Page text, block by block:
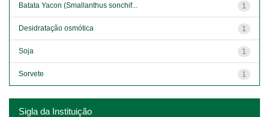
1
Batata Yacon (Smallanthus sonchif...
1
Desidratação osmótica
1
Soja
1
Sorvete
Sigla da Instituição